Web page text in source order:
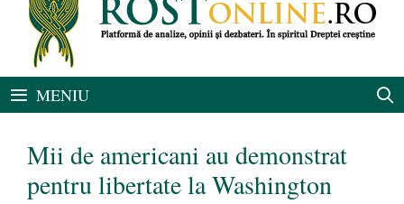
MENIU
Mii de americani au demonstrat
pentru libertate la Washington